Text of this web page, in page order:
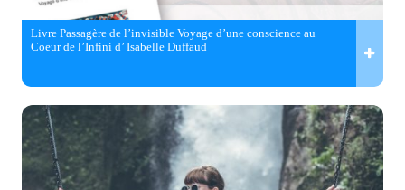
Livre Passagère de l’invisible Voyage d’une conscience au
Coeur de l’Infini d’ Isabelle Duffaud